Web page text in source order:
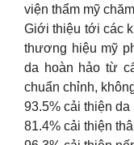
viện thẩm mỹ
Giới thiệu tới các
thương hiệu mỹ
da hoàn hảo từ
chuẩn chỉnh,
93.5% cải thiện da
81.4% cải thiện